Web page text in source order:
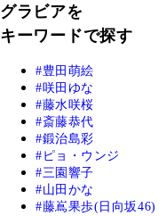
グラビアを
キーワードで探す
豊田萌絵
咲田ゆな
藤水咲桜
斎藤恭代
鍛治島彩
ピョ・ウンジ
三園響子
山田かな
藤嶌果歩(日向坂46)